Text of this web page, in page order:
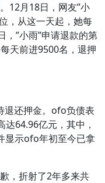
12月18日，网友”小
，从这一天起，她每
，”小雨”申请退款的第
天前进9500名，退押
退还押金。ofo负债表
64.96亿元，其中，
显示ofo年初至今已拿
，折射了2年多来共